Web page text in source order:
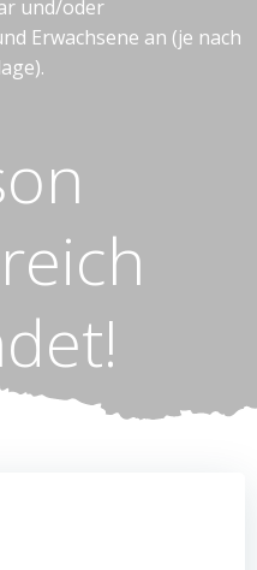
und/oder
Erwachsene an (je nach